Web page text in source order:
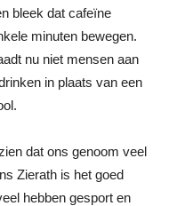
bleek dat cafeïne
minuten bewegen.
nu niet mensen aan
in plaats van een
dat ons genoom veel
Zierath is het goed
hebben gesport en